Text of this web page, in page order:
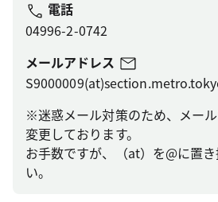
電話
04996-2-0742
メールアドレス
※迷惑メール対策のため、メー
変更しております。
お手数ですが、（at）を@に置
い。